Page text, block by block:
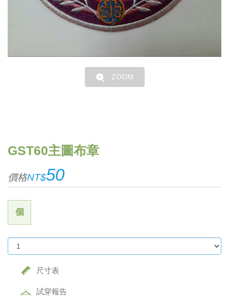
ZOOM
GST60主圖布章
價格NT$50
個
尺寸表
試穿報告